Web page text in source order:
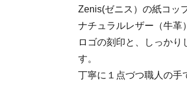
Zenis(ゼニス）の紙コッ
ナチュラルレザー（牛革
ロゴの刻印と、しっか
す。
丁寧に１点づつ職人の手